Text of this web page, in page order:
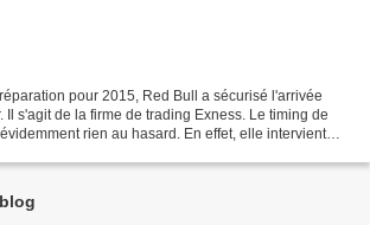
pour 2015, Red Bull a sécurisé l'arrivée
Il s'agit de la firme de trading Exness. Le timing de
rien au hasard. En effet, elle intervient